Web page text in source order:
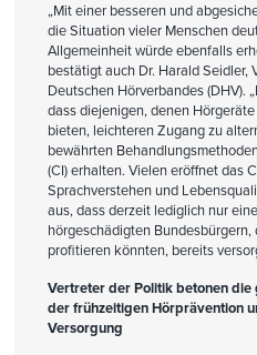
„Mit einer besseren und
die Situation vieler Menschen
Allgemeinheit würde ebenfalls
bestätigt auch Dr. Harald Seidler,
Deutschen Hörverbandes (DHV).
dass diejenigen, denen
bieten, leichteren Zugang zu
bewährten
(CI) erhalten. Vielen eröffnet das
Sprachverstehen und
aus, dass derzeit lediglich nur
hörgeschädigten
profitieren könnten, bereits
Vertreter der Politik betonen
der frühzeitigen Hörprävention
Versorgung